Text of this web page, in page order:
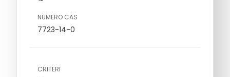
NUMERO CAS
7723-14-0
CRITERI